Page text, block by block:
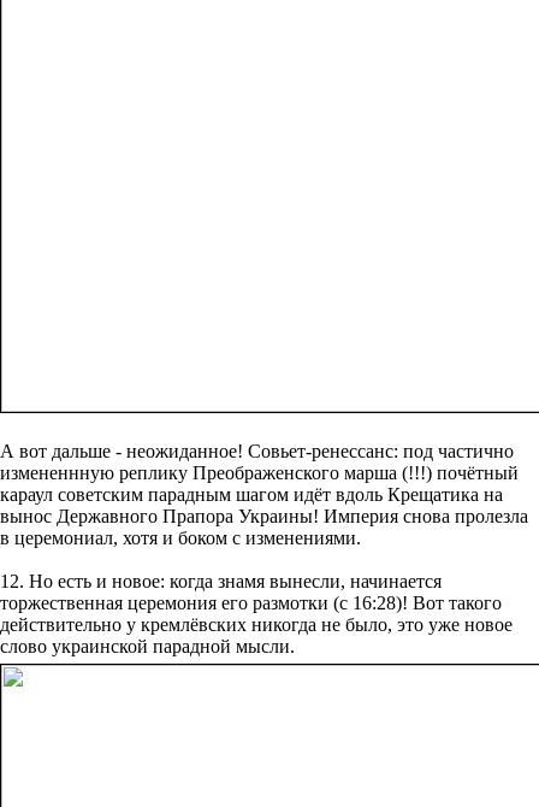
А вот дальше - неожиданное! Совьет-ренессанс: под частично
измененнную реплику Преображенского марша (!!!) почётный
караул советским парадным шагом идёт вдоль Крещатика на
вынос Державного Прапора Украины! Империя снова пролезла
в церемониал, хотя и боком с изменениями.
12. Но есть и новое: когда знамя вынесли, начинается
торжественная церемония его размотки (с 16:28)! Вот такого
действительно у кремлёвских никогда не было, это уже новое
слово украинской парадной мысли.